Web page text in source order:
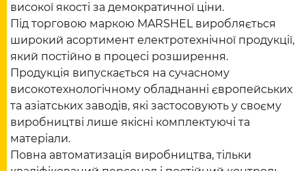
високої якості за демократичної ціни.
Під торговою маркою MARSHEL виробляється
широкий асортимент електротехнічної продукції,
який постійно в процесі розширення.
Продукція випускається на сучасному
високотехнологічному обладнанні європейських
та азіатських заводів, які застосовують у своєму
виробництві лише якісні комплектуючі та
матеріали.
Повна автоматизація виробництва, тільки